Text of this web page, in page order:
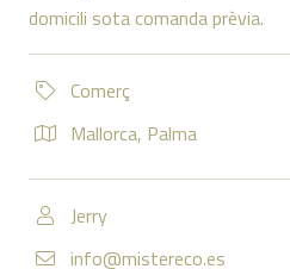
domicili sota comanda prèvia.
Comerç
Mallorca, Palma
Jerry
info@mistereco.es